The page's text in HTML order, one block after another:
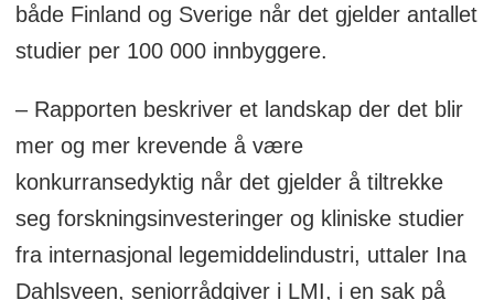
både Finland og Sverige når det gjelder antallet
studier per 100 000 innbyggere.
– Rapporten beskriver et landskap der det blir
mer og mer krevende å være
konkurransedyktig når det gjelder å tiltrekke
seg forskningsinvesteringer og kliniske studier
fra internasjonal legemiddelindustri, uttaler Ina
Dahlsveen, seniorrådgiver i LMI, i en sak på